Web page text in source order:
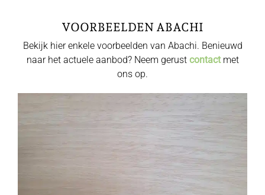
VOORBEELDEN ABACHI
Bekijk hier enkele voorbeelden van Abachi. Benieuwd
naar het actuele aanbod? Neem gerust contactmet
ons op.